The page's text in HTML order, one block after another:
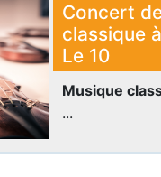
Concert
classique
Le 10
Musique
...